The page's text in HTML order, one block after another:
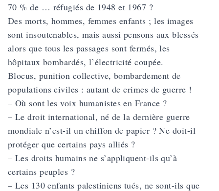
70 % de … réfugiés de 1948 et 1967 ?
Des morts, hommes, femmes enfants ; les images
sont insoutenables, mais aussi pensons aux blessés
alors que tous les passages sont fermés, les
hôpitaux bombardés, l’électricité coupée.
Blocus, punition collective, bombardement de
populations civiles : autant de crimes de guerre !
– Où sont les voix humanistes en France ?
– Le droit international, né de la dernière guerre
mondiale n’est-il un chiffon de papier ? Ne doit-il
protéger que certains pays alliés ?
– Les droits humains ne s’appliquent-ils qu’à
certains peuples ?
– Les 130 enfants palestiniens tués, ne sont-ils que